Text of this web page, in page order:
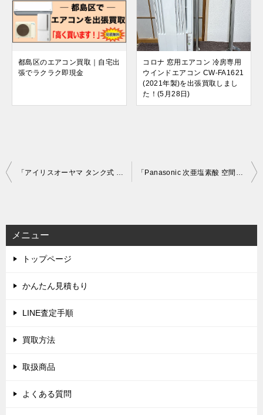
都島区のエアコン買取｜自宅出
張でラクラク即現金
コロナ 窓用エアコン 冷房専用
ウインドエアコン CW-FA1621
(2021年製)を出張買取しまし
た！(5月28日)
投
ビ
ゲ
ー
シ
メニュー
トップページ
かんたん見積もり
LINE査定手順
買取方法
取扱商品
よくある質問